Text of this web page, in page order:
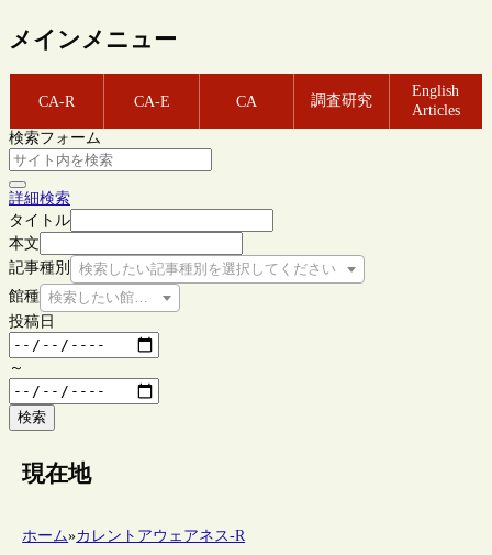
メインメニュー
CA-R CA-E CA 調査研究
English
Articles
検索フォーム
詳細検索
タイトル
本文
記事種別
検索したい記事種別を選択してください
館種 検索したい館種を選択してください
投稿日
～
検索
現在地
ホーム»カレントアウェアネス-R